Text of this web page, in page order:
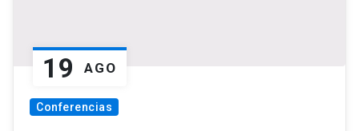
19 AGO
Conferencias